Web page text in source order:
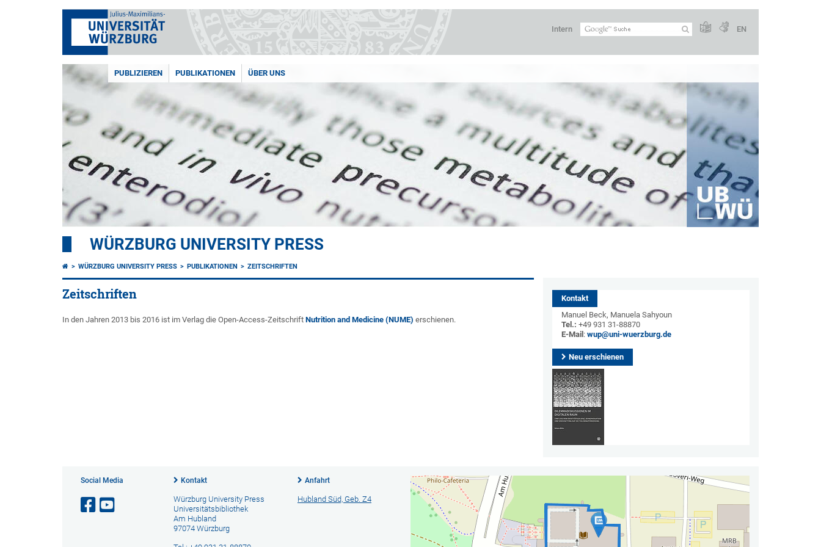
Intern EN
PUBLIZIEREN PUBLIKATIONEN ÜBER UNS
WÜRZBURG UNIVERSITY PRESS
WÜRZBURG UNIVERSITY PRESS PUBLIKATIONEN ZEITSCHRIFTEN
Zeitschriften
In den Jahren 2013 bis 2016 ist im Verlag die Open-Access-Zeitschrift Nutrition and Medicine (NUME) erschienen.
Kontakt
Manuel Beck, Manuela Sahyoun
Tel.: +49 931 31-88870
E-Mail : wup@uni-wuerzburg.de
Neu erschienen
Social Media Kontakt
Würzburg University Press
Universitätsbibliothek
Am Hubland
97074 Würzburg
Anfahrt
Hubland Süd, Geb. Z4